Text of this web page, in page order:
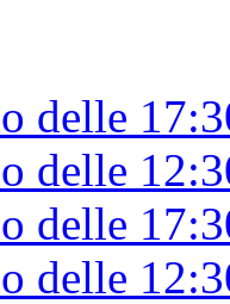
delle
delle
delle
delle